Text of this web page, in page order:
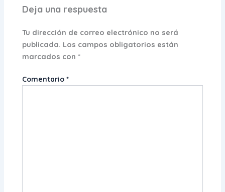
Deja una respuesta
Tu dirección de correo electrónico no será
publicada. Los campos obligatorios están
marcados con*
Comentario*